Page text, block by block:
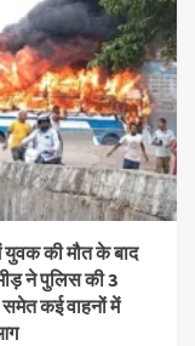
युवक की मौत के बाद
ने पुलिस की 3
समेत कई वाहनों में